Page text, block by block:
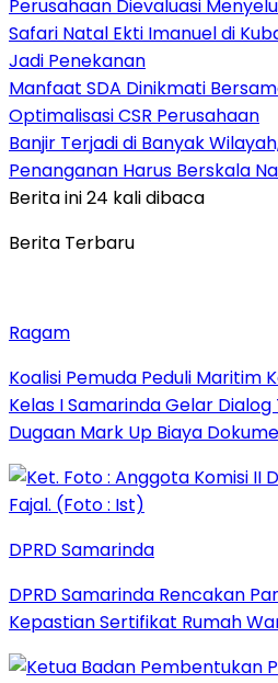
Perusahaan Dievaluasi
Safari Natal Ekti Imanuel di
Jadi Penekanan
Manfaat SDA Dinikmati
Optimalisasi CSR Perusahaan
Banjir Terjadi di Banyak
Penanganan Harus Berskala
Berita ini 24 kali dibaca
Berita Terbaru
Ragam
Koalisi Pemuda Peduli Maritim
Kelas I Samarinda Gelar
Dugaan Mark Up Biaya
DPRD Samarinda
DPRD Samarinda Rencakan
Kepastian Sertifikat Rumah